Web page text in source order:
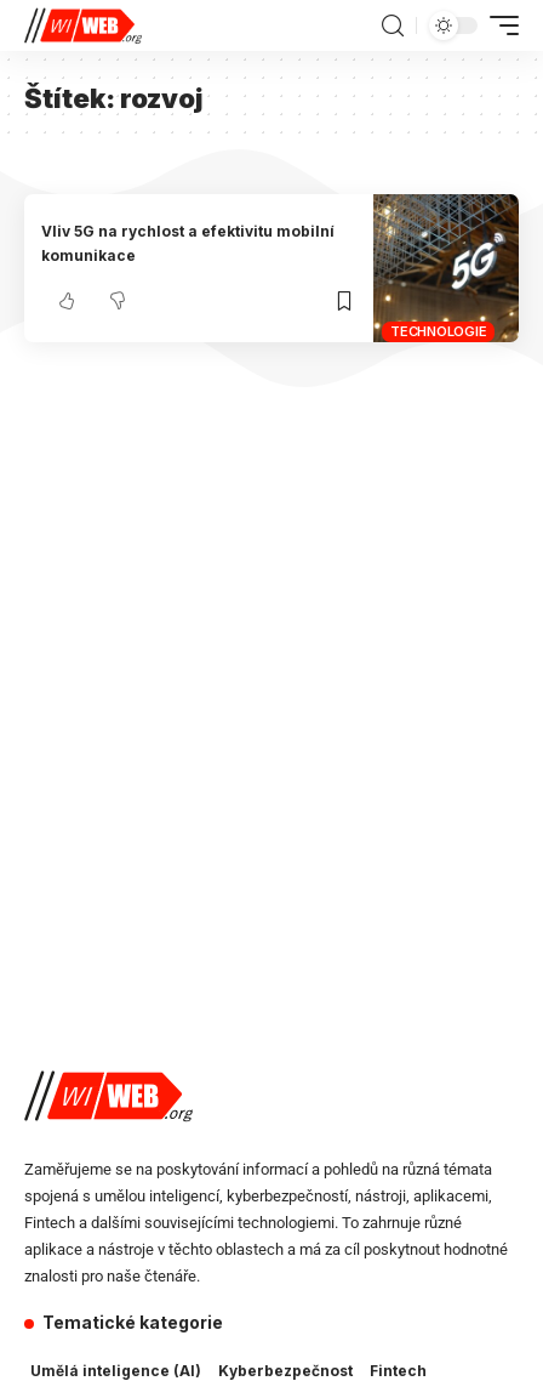
Štítek:rozvoj
TECHNOLOGIE
Vliv 5G na rychlost a efektivitu mobilní
komunikace
Zaměřujeme se na poskytování informací a pohledů na různá témata
spojená s umělou inteligencí, kyberbezpečností, nástroji, aplikacemi,
Fintech a dalšími souvisejícími technologiemi. To zahrnuje různé
aplikace a nástroje v těchto oblastech a má za cíl poskytnout hodnotné
znalosti pro naše čtenáře.
Tematické kategorie
Umělá inteligence (AI) Kyberbezpečnost
Fintech